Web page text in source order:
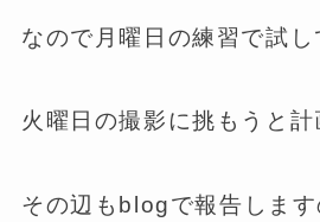
なので月曜日の練習で試し
火曜日の撮影に挑もうと計
その辺もblogで報告しま